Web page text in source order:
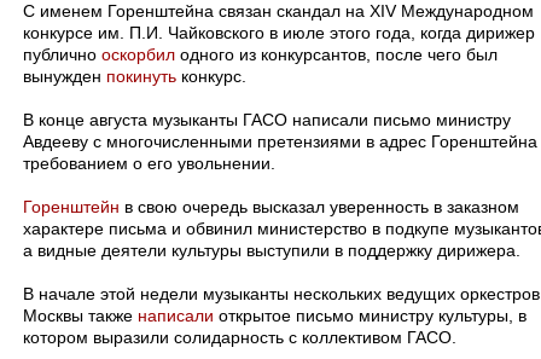
С именем Горенштейна связан скандал на XIV Международном
конкурсе им. П.И. Чайковского в июле этого года, когда дирижер
публично оскорбил одного из конкурсантов, после чего был
вынужден покинуть конкурс.
В конце августа музыканты ГАСО написали письмо министру
Авдееву с многочисленными претензиями в адрес Горенштейна
требованием о его увольнении.
Горенштейн в свою очередь высказал уверенность в заказном
характере письма и обвинил министерство в подкупе
а видные деятели культуры выступили в поддержку дирижера.
В начале этой недели музыканты нескольких ведущих оркестров
Москвы также написали открытое письмо министру культуры, в
котором выразили солидарность с коллективом ГАСО.